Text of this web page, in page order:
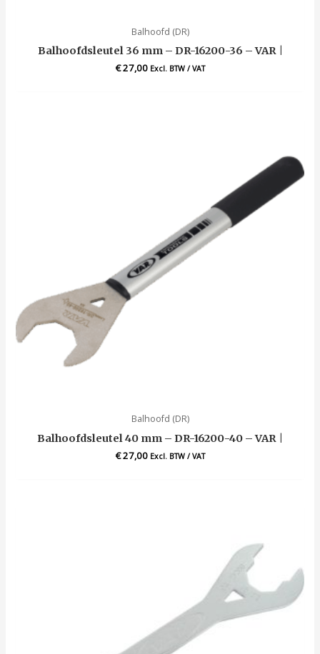
Balhoofd (DR)
Balhoofdsleutel 36 mm – DR-16200-36 – VAR |
€27,00 Excl. BTW / VAT
Balhoofd (DR)
Balhoofdsleutel 40 mm – DR-16200-40 – VAR |
€27,00 Excl. BTW / VAT